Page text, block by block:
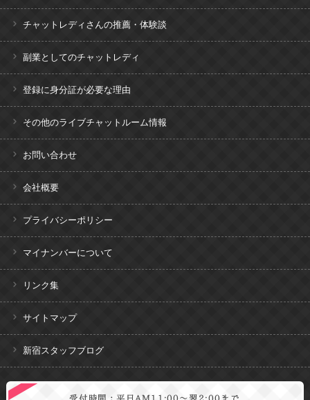
チャットレディさんの推薦・体験談
副業としてのチャットレディ
登録に身分証が必要な理由
その他のライブチャットルーム情報
お問い合わせ
会社概要
プライバシーポリシー
マイナンバーについて
リンク集
サイトマップ
新宿スタッフブログ